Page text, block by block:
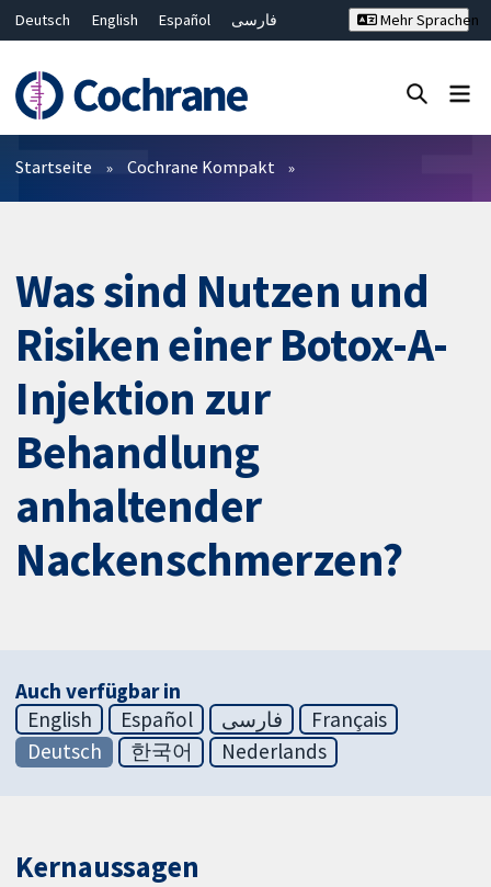
Deutsch English Español
فارسی
Bahasa Malaysia
ไทย
繁體中文
简体中文
Mehr Sprachen
Filter
Startseite Cochrane Kompakt
Was sind Nutzen und
Risiken einer Botox-A-
Injektion zur
Behandlung
anhaltender
Nackenschmerzen?
Auch verfügbar in
English
Español فارسی
Français
Deutsch
한국어 Nederlands
Kernaussagen